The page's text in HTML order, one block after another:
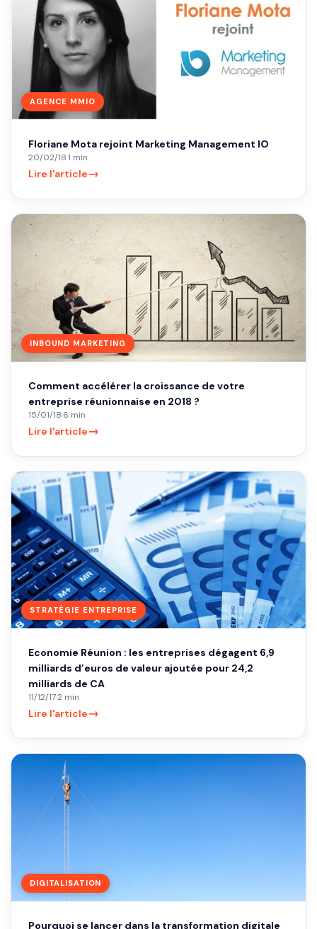
AGENCE MMIO
Floriane Mota rejoint Marketing Management IO
20/02/18·1 min
Lire l'article→
INBOUND MARKETING
Comment accélérer la croissance de votre
entreprise réunionnaise en 2018 ?
15/01/18·6 min
Lire l'article→
STRATÉGIE ENTREPRISE
Economie Réunion : les entreprises dégagent 6,9
milliards d’euros de valeur ajoutée pour 24,2
milliards de CA
11/12/17·2 min
Lire l'article→
DIGITALISATION
Pourquoi se lancer dans la transformation digitale